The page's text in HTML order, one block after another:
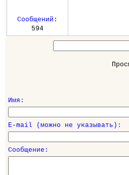
Сообщений :
594
Имя:
E-mail (можно не указывать):
Сообщение: